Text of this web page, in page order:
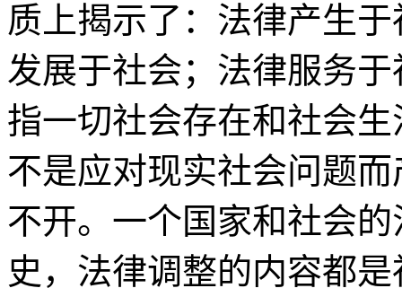
质上揭示了：法律产生
发展于社会；法律服务
指一切社会存在和社会
不是应对现实社会问题
不开。一个国家和社会
史，法律调整的内容都